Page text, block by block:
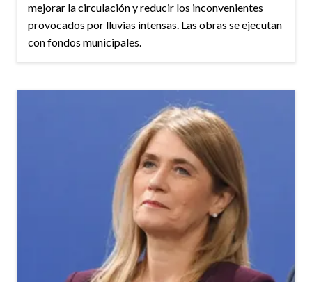
mejorar la circulación y reducir los inconvenientes
provocados por lluvias intensas. Las obras se ejecutan
con fondos municipales.